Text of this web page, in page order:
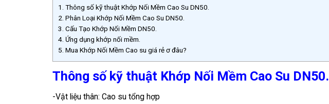
1. Thông số kỹ thuật Khớp Nối Mềm Cao Su DN50.
2. Phân Loại Khớp Nối Mềm Cao Su DN50.
3. Cấu Tạo Khớp Nối Mềm DN50.
4. Ứng dụng khớp nối mềm.
5. Mua Khớp Nối Mềm Cao su giá rẻ ơ đâu?
Thông số kỹ thuật Khớp Nối Mềm Cao Su DN50.
-Vật liệu thân: Cao su tổng hợp